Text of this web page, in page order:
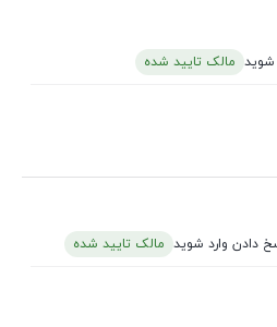
شوید مالک تایید شده
دادن وارد شوید مالک تایید شده